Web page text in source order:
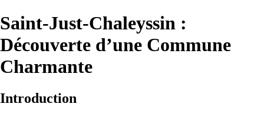
Saint-Just-Chaleyssin :
Découverte d’une Commune
Charmante
Introduction